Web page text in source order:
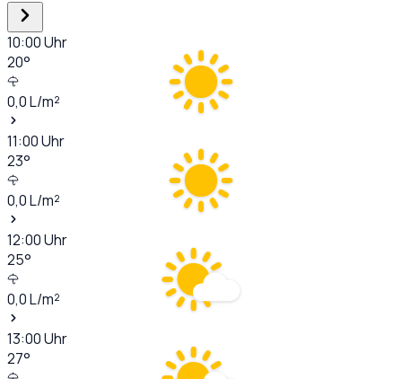
10:00Uhr
20°
0,0L/m²
11:00Uhr
23°
0,0L/m²
12:00Uhr
25°
0,0L/m²
13:00Uhr
27°